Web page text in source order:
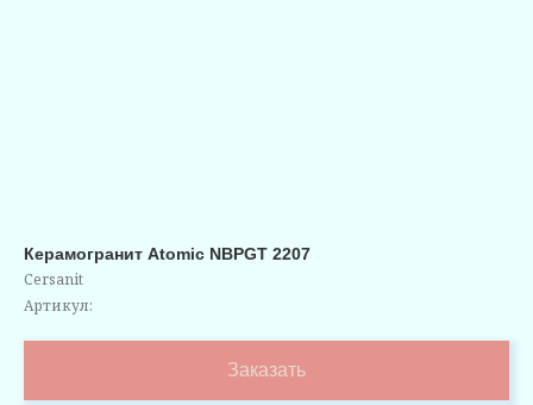
Керамогранит Atomic NBPGT 2207
Сersanit
Артикул:
Заказать